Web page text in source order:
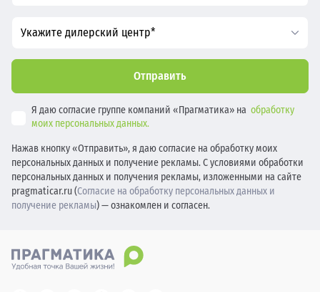
Укажите дилерский центр*
Отправить
Я даю согласие группе компаний «Прагматика» на обработку
моих персональных данных.
Нажав кнопку «Отправить», я даю согласие на обработку моих
персональных данных и получение рекламы. С условиями обработки
персональных данных и получения рекламы, изложенными на сайте
pragmaticar.ru (Согласие на обработку персональных данных и
получение рекламы) — ознакомлен и согласен.